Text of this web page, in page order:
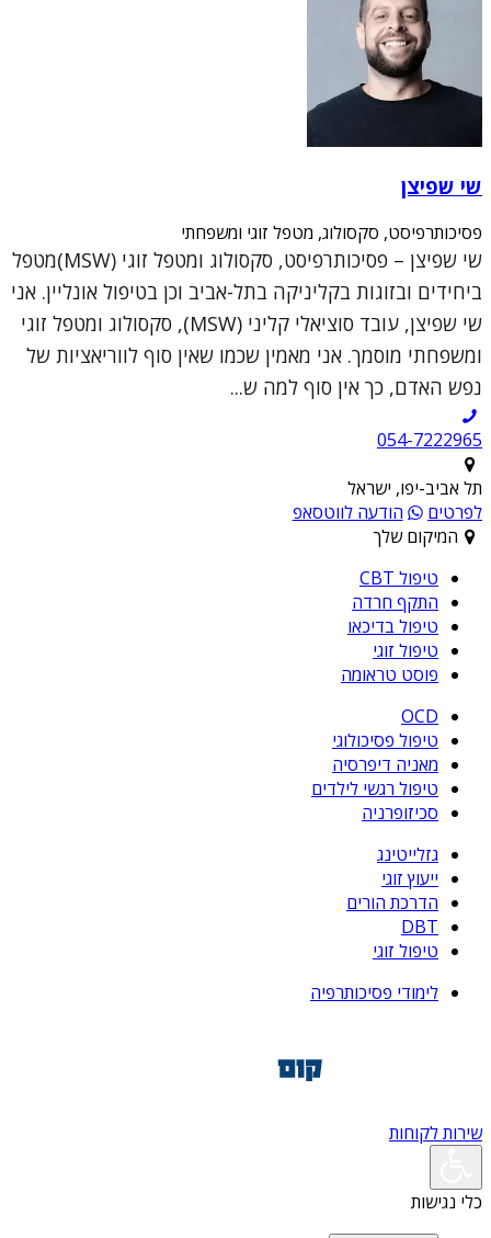
שי שפיצן
פסיכותרפיסט, סקסולוג, מטפל זוגי ומשפחתי
שי שפיצן – פסיכותרפיסט, סקסולוג ומטפל זוגי (MSW)מטפל
ביחידים ובזוגות בקליניקה בתל-אביב וכן בטיפול אונליין. אני
שי שפיצן, עובד סוציאלי קליני (MSW), סקסולוג ומטפל זוגי
ומשפחתי מוסמך. אני מאמין שכמו שאין סוף לווריאציות של
נפש האדם, כך אין סוף למה ש...
054-7222965
תל אביב-יפו, ישראל
לפרטים
הודעה לווטסאפ
המיקום שלך
טיפול CBT
התקף חרדה
טיפול בדיכאו
טיפול זוגי
פוסט טראומה
OCD
טיפול פסיכולוגי
מאניה דיפרסיה
טיפול רגשי לילדים
סכיזופרניה
גזלייטינג
ייעוץ זוגי
הדרכת הורים
DBT
טיפול זוגי
לימודי פסיכותרפיה
שירות לקוחות
כלי נגישות